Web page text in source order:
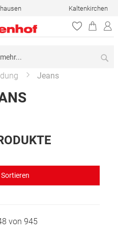
Kaltenkirchen
Jeans
von 945